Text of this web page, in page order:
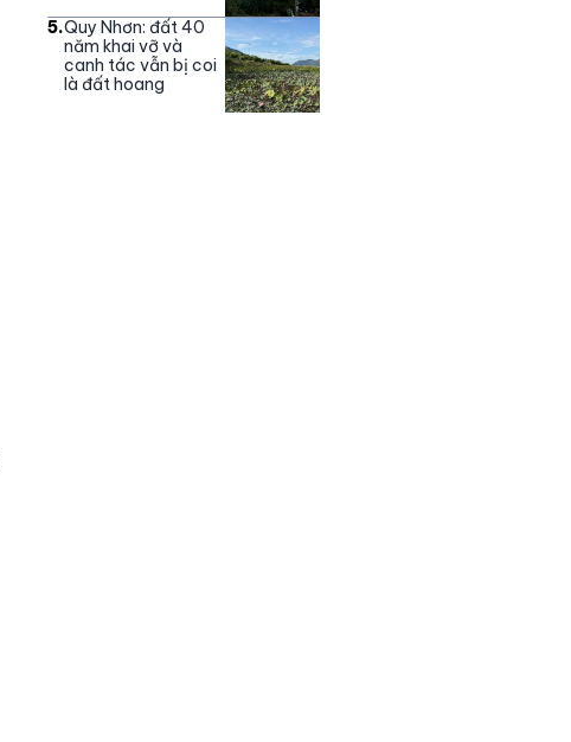
5.Quy Nhơn: đất 40
năm khai vỡ và
canh tác vẫn bị coi
là đất hoang